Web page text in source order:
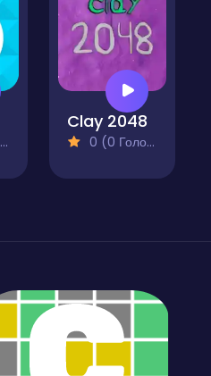
Clay 2048
0 (0 Голосів)